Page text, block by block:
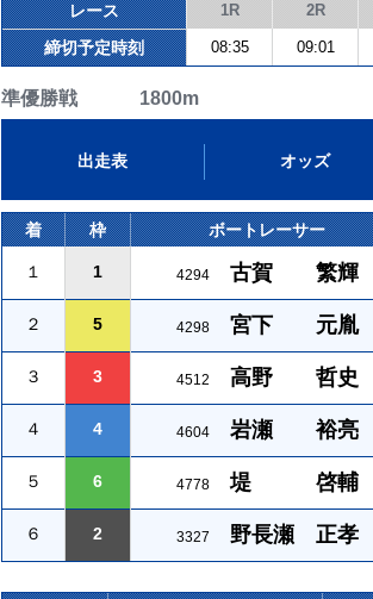
レース 1R 2R
締切予定時刻 08:35 09:01
準優勝戦 1800m
出走表 オッズ
着 枠 ボートレーサー
１ 1 4294 古賀 繁輝
２ 5 4298 宮下 元胤
３ 3 4512 高野 哲史
４ 4 4604 岩瀬 裕亮
５ 6 4778 堤 啓輔
６ 2 3327 野長瀬 正孝